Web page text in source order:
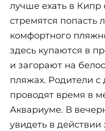
лучше ехать в Кипр
стремятся попасть
комфортного
здесь купаются в
и загорают на
пляжах. Родители с
проводят время в
Аквариуме. В
увидеть в